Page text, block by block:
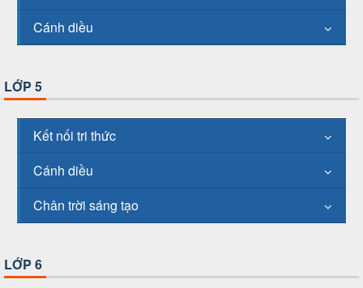
Cánh diều
LỚP 5
Kết nối tri thức
Cánh diều
Chân trời sáng tạo
LỚP 6